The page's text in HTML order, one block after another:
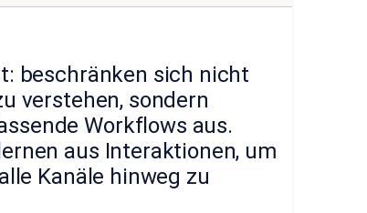
beschränken sich nicht
verstehen, sondern
Workflows aus.
aus Interaktionen, um
Kanäle hinweg zu